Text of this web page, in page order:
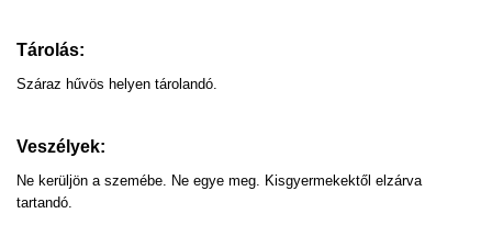
Tárolás:
Száraz hűvös helyen tárolandó.
Veszélyek:
Ne kerüljön a szemébe. Ne egye meg. Kisgyermekektől elzárva
tartandó.